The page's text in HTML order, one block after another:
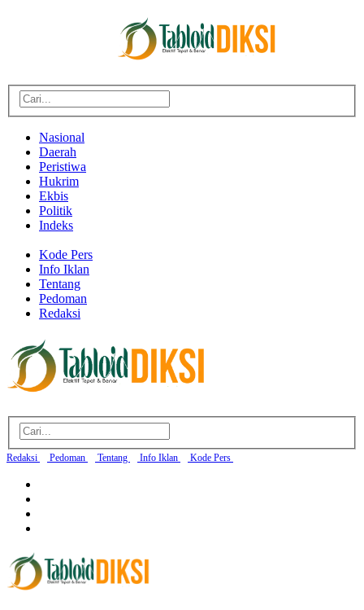
Nasional
Daerah
Peristiwa
Hukrim
Ekbis
Politik
Indeks
Kode Pers
Info Iklan
Tentang
Pedoman
Redaksi
Redaksi Pedoman Tentang Info Iklan Kode Pers